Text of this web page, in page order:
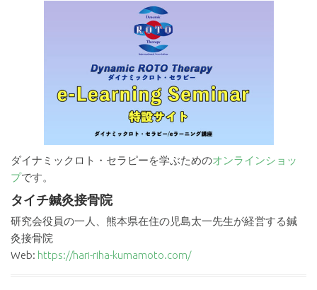
ダイナミックロト・セラピーを学ぶためのオンラインショッ
プです。
タイチ鍼灸接骨院
研究会役員の一人、熊本県在住の児島太一先生が経営する鍼
灸接骨院
Web: https://hari-riha-kumamoto.com/